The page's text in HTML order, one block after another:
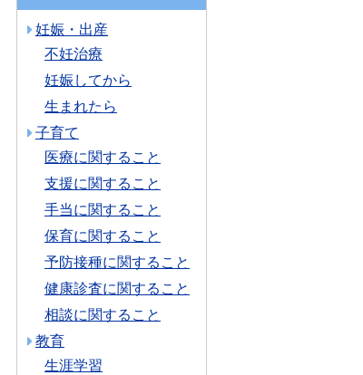
妊娠・出産
不妊治療
妊娠してから
生まれたら
子育て
医療に関すること
支援に関すること
手当に関すること
保育に関すること
予防接種に関すること
健康診査に関すること
相談に関すること
教育
生涯学習